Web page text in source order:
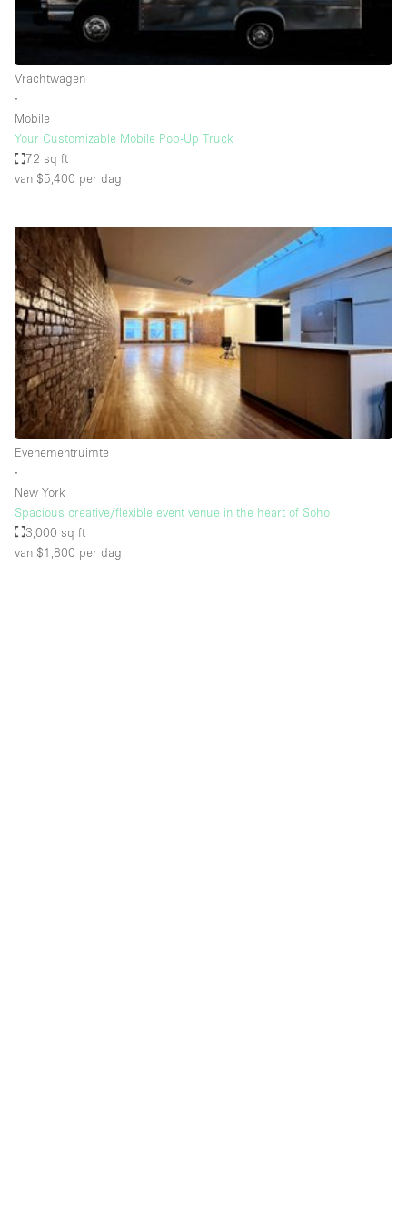
Haussmann-stijl
Industrieel
Keuken
Kledingrek
Lift
Meerdere kamers
Meubilair
Paskamers
Privé-parkeerplaats
RAW
Schitterend uitzicht
Smoking Area
Straatniveau
Terrace
Vrachtwagen
∙
Mobile
Your Customizable Mobile Pop-Up Truck
72 sq ft
van $5,400 per dag
Evenementruimte
∙
New York
Spacious creative/flexible event venue in the heart of Soho
3,000 sq ft
van $1,800 per dag